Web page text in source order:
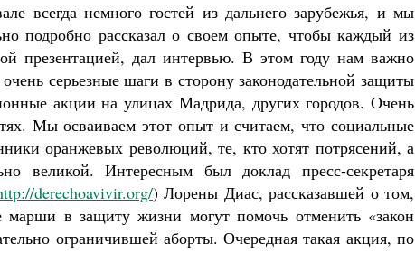
всегда немного гостей из дальнего зарубежья, и мы
подробно рассказал о своем опыте, чтобы каждый из
презентацией, дал интервью. В этом году нам важно
серьезные шаги в сторону законодательной защиты
акции на улицах Мадрида, других городов. Очень
Мы осваиваем этот опыт и считаем, что социальные
оранжевых революций, те, кто хотят потрясений, а
великой. Интересным был доклад пресс-секретаря
derechoavivir.org/) Лорены Диас, рассказавшей о том,
в защиту жизни могут помочь отменить «закон
ограничившей аборты. Очередная такая акция, по